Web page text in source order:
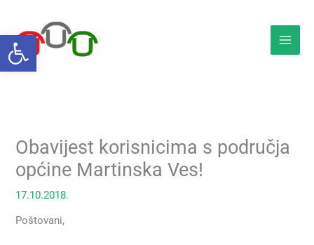
Open toolbar
content
Obavijest korisnicima s područja
općine Martinska Ves!
17.10.2018.
Poštovani,